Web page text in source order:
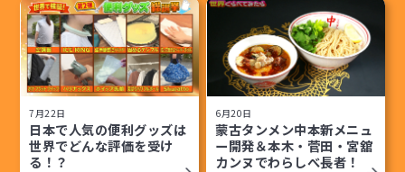
7月22日
日本で人気の便利グッズは
世界でどんな評価を受け
る！？
6月20日
蒙古タンメン中本新メニュ
ー開発＆本木・菅田・宮舘
カンヌでわらしべ長者！